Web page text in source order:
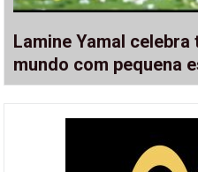
Lamine Yamal
mundo com pequena